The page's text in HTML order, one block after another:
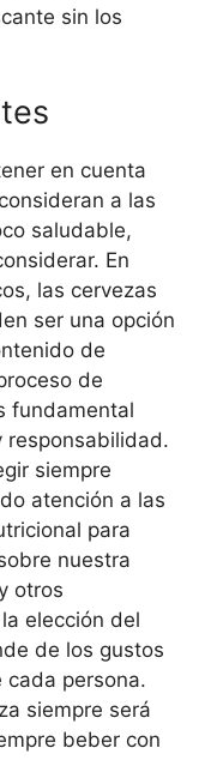
sin los
en cuenta
a las
saludable,
En
las cervezas
ser una opción
de
de
fundamental
responsabilidad.
siempre
atención a las
para
nuestra
otros
elección del
de los gustos
persona.
siempre será
beber con